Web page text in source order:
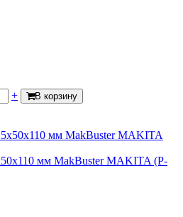
+ В корзину
мм MakBuster MAKITA (P-